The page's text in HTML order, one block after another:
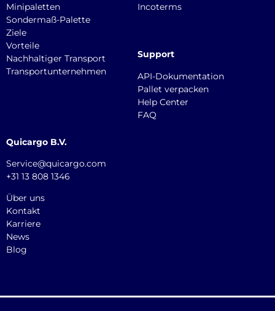
Minipaletten
Sondermaß-Palette
Ziele
Vorteile
Nachhaltiger Transport
Transportunternehmen
Incoterms
Support
API-Dokumentation
Pallet verpacken
Help Center
FAQ
Quicargo B.V.
Service@quicargo.com
+31 13 808 1346
Über uns
Kontakt
Karriere
News
Blog